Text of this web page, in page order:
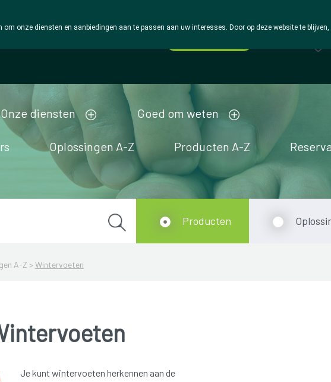
Onze diensten Goed om weten
Oplossingen A-Z Producten A-Z
A-Z >Wintervoeten
Producten
Je kunt wintervoeten herkennen aan de
onze diensten en aanbiedingen aan te passen aan uw interesses. Door op deze website te